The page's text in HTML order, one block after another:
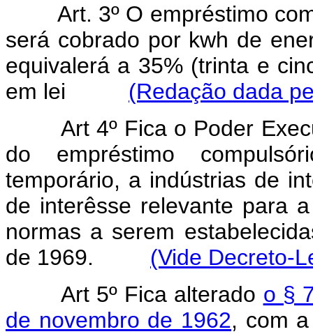
Art. 3º O empréstimo
será cobrado por kwh de
equivalerá a 35% (trinta e
em lei (Redação dada
Art 4º Fica o Poder
do empréstimo
temporário, a indústrias de
de interêsse relevante para
normas a serem
de 1969. (Vide Decreto-
Art 5º Fica alterado o §
de novembro de 1962, com